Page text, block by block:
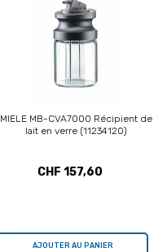
MIELE MB-CVA7000 Récipient de
lait en verre (11234120)
CHF 157,60
AJOUTER AU PANIER